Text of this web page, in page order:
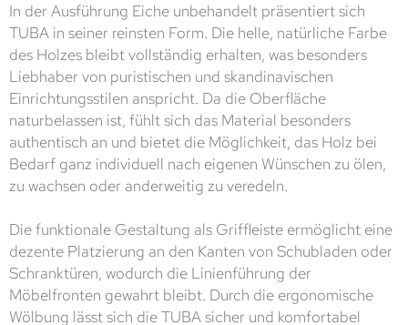
In der Ausführung Eiche unbehandelt präsentiert sich
TUBA in seiner reinsten Form. Die helle, natürliche Farbe
des Holzes bleibt vollständig erhalten, was besonders
Liebhaber von puristischen und skandinavischen
Einrichtungsstilen anspricht. Da die Oberfläche
naturbelassen ist, fühlt sich das Material besonders
authentisch an und bietet die Möglichkeit, das Holz bei
Bedarf ganz individuell nach eigenen Wünschen zu ölen,
zu wachsen oder anderweitig zu veredeln.
Die funktionale Gestaltung als Griffleiste ermöglicht eine
dezente Platzierung an den Kanten von Schubladen oder
Schranktüren, wodurch die Linienführung der
Möbelfronten gewahrt bleibt. Durch die ergonomische
Wölbung lässt sich die TUBA sicher und komfortabel